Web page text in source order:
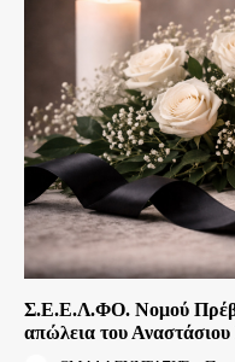
Σ.Ε.Ε.Λ.ΦΟ. Νομού
απώλεια του